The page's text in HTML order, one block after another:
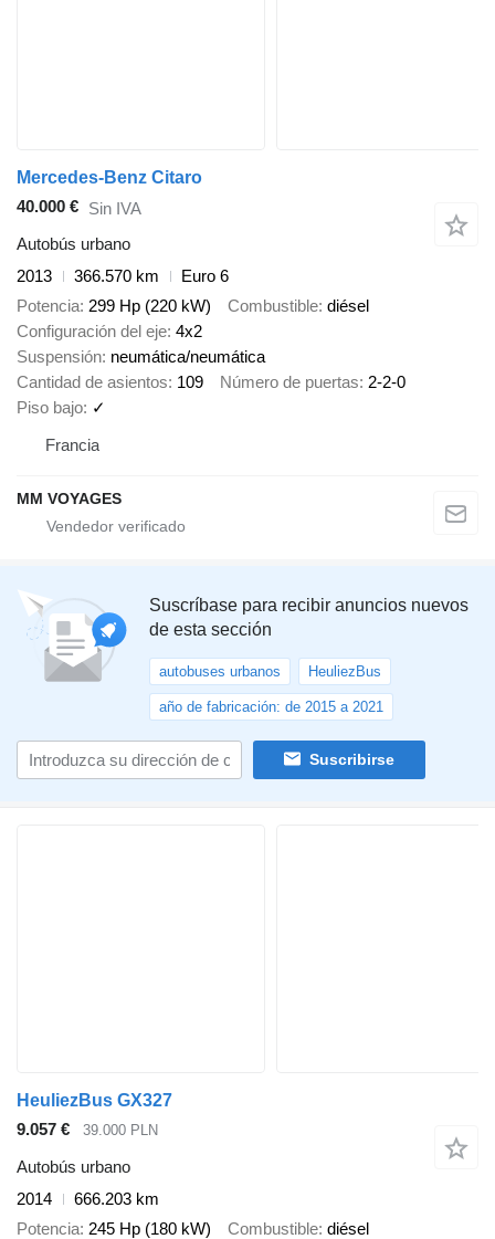
Mercedes-Benz Citaro
40.000 € Sin IVA
Autobús urbano
2013
366.570 km
Euro 6
Potencia 299 Hp (220 kW) Combustible diésel
Configuración del eje 4x2
Suspensión neumática/neumática
Cantidad de asientos 109 Número de puertas 2-2-0
Piso bajo ✓
Francia
MM VOYAGES
Suscríbase para recibir anuncios nuevos
de esta sección
autobuses urbanos HeuliezBus
año de fabricación: de 2015 a 2021
Suscribirse
HeuliezBus GX327
9.057 €
39.000 PLN
Autobús urbano
2014
666.203 km
Potencia 245 Hp (180 kW) Combustible diésel